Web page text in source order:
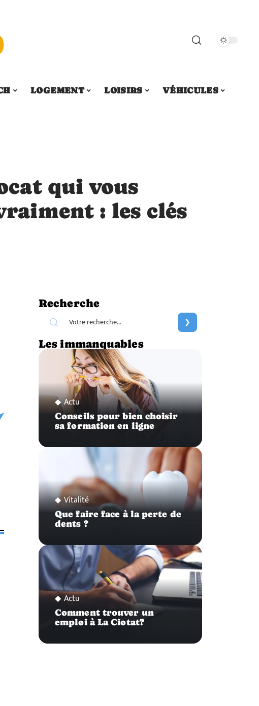
LOGEMENT LOISIRS
VÉHICULES
qui vous
: les clés
Recherche
Les immanquables
Actu
Conseils pour bien choisir
sa formation en ligne
Vitalité
Que faire face à la perte de
dents ?
Actu
Comment trouver un
emploi à La Ciotat?